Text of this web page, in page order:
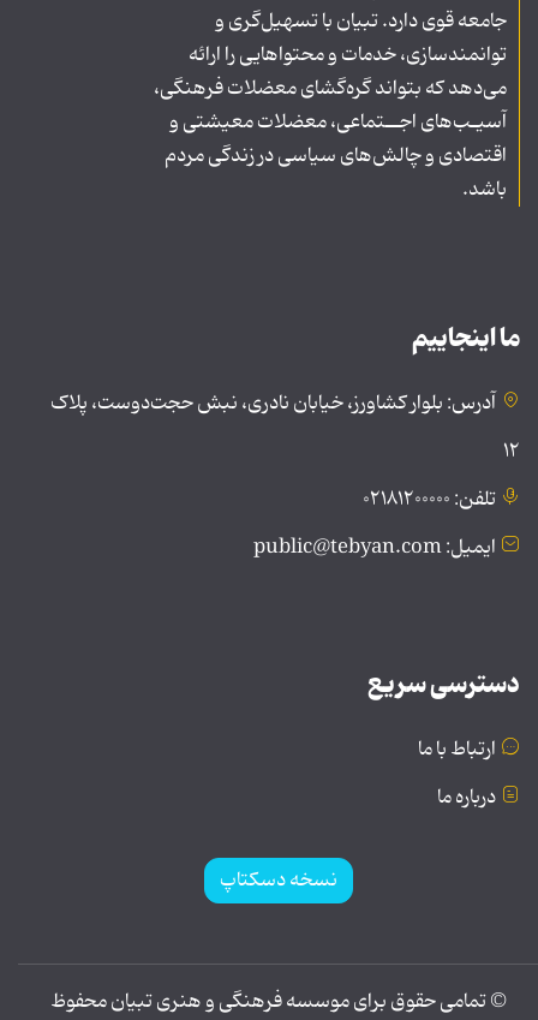
جامعه قوی دارد. تبیان با تسهیل‌گری و
توانمندسازی، خدمات و محتواهایی را ارائه
می‌دهد که بتواند گره‌گشای معضلات فرهنگی،
آسیـب‌های اجــتماعی، معضلات معیشتی و
اقتصادی و چالش‌های سیاسی در زندگی مردم
باشد.
ما اینجاییم
آدرس: بلوار کشاورز، خیابان نادری، نبش حجت‌دوست، پلاک
۱۲
تلفن: ۰۲۱۸۱۲۰۰۰۰۰
ایمیل: public@tebyan.com
دسترسی سریع
ارتباط با ما
درباره ما
نسخه دسکتاپ
© تمامی حقوق برای موسسه فرهنگی و هنری تبیان محفوظ